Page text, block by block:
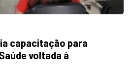
capacitação para
voltada à